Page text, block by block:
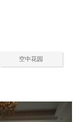
空中花园